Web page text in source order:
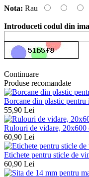
Nota: Rau
Introduceti codul din
Continuare
Produse recomandate
Borcane din plastic pentru
55,90 Lei
Rulouri de vidare, 20x600
60,90 Lei
Etichete pentru sticle de
60,90 Lei